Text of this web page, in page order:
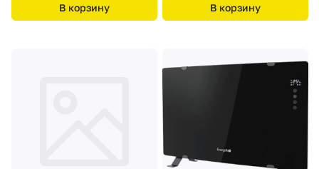
В корзину В корзину